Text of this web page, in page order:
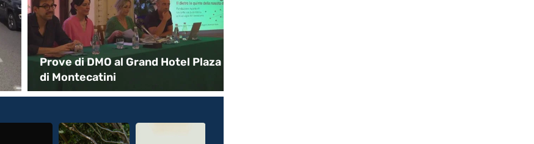
Prove di DMO al Grand Hotel Plaza
di Montecatini